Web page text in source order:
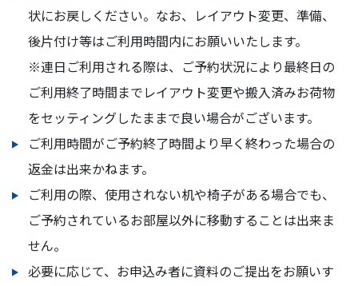
状にお戻しください。なお、レイアウト変更、準備、
後片付け等はご利用時間内にお願いいたします。
※連日ご利用される際は、ご予約状況により最終日の
ご利用終了時間までレイアウト変更や搬入済みお荷物
をセッティングしたままで良い場合がございます。
ご利用時間がご予約終了時間より早く終わった場合の
返金は出来かねます。
ご利用の際、使用されない机や椅子がある場合でも、
ご予約されているお部屋以外に移動することは出来ま
せん。
必要に応じて、お申込み者に資料のご提出をお願いす